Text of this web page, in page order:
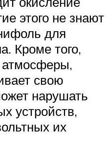
этого не знают
для
Кроме того,
атмосферы,
свою
нарушать
устройств,
их